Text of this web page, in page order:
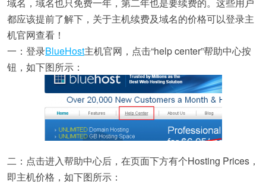
都应该提前了解下，关于主机续费及域名的价格可以登录主
机官网查看！
一：登录BlueHost主机官网，点击“help center”帮助中心按
钮，如下图所示：
二：点击进入帮助中心后，在页面下方有个Hosting Prices，
即主机价格，如下图所示：